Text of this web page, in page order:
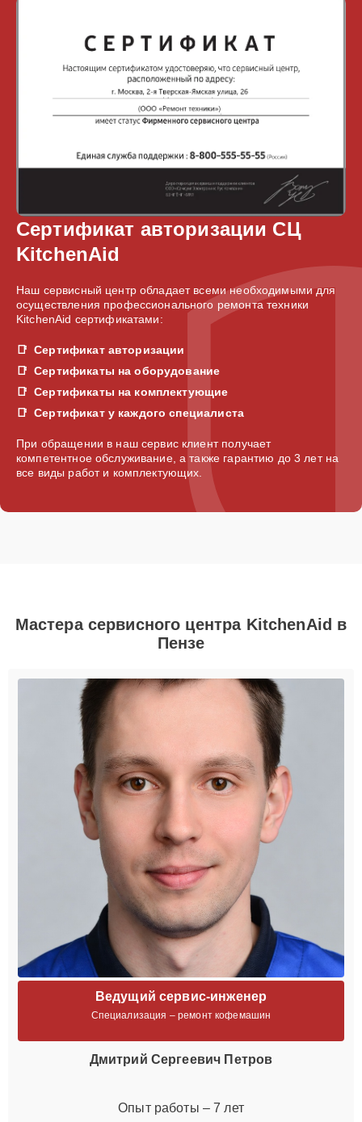
Сертификат авторизации СЦ
KitchenAid
Наш сервисный центр обладает всеми необходимыми для
осуществления профессионального ремонта техники
KitchenAid сертификатами:
Сертификат авторизации
Сертификаты на оборудование
Сертификаты на комплектующие
Сертификат у каждого специалиста
При обращении в наш сервис клиент получает
компетентное обслуживание, а также гарантию до 3 лет на
все виды работ и комплектующих.
Мастера сервисного центра KitchenAid в
Пензе
Ведущий сервис-инженер
Специализация – ремонт кофемашин
Дмитрий Сергеевич Петров
Опыт работы – 7 лет